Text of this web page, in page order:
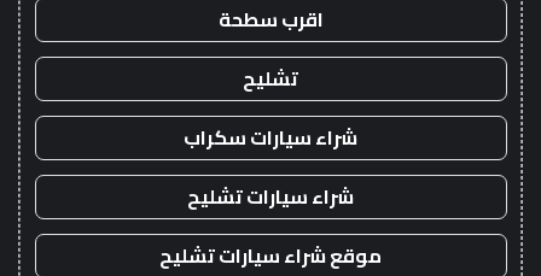
اقرب سطحة
تشليح
شراء سيارات سكراب
شراء سيارات تشليح
موقع شراء سيارات تشليح